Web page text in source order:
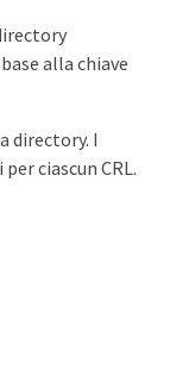
alla chiave
directory. I
ciascun CRL.